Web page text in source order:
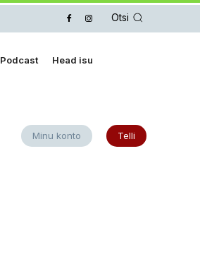
Otsi
Podcast Head isu
Minu konto Telli